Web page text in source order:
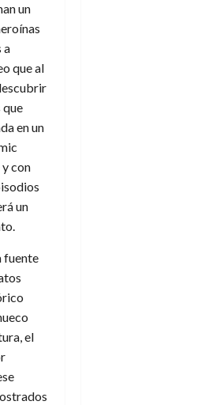
un
a
que al
que
en un
con
un
fuente
el